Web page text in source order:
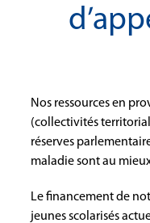
Nos ressources en
(collectivités
réserves
maladie sont au
Le financement de
jeunes scolarisés